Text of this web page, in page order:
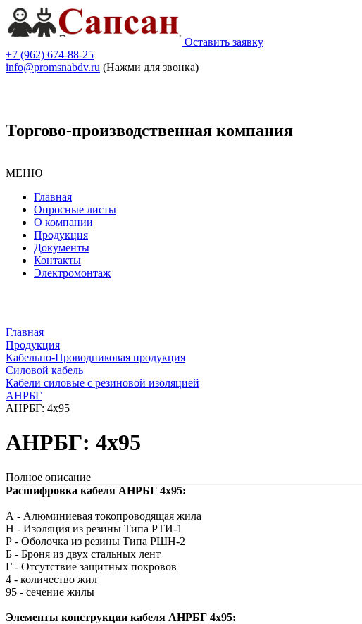
Оставить заявку
+7 (962) 674-88-25
info@promsnabdv.ru (Нажми для звонка)
Торгово-производственная компания
МЕНЮ
Главная
Опросные листы
О компании
Продукция
Документы
Контакты
Электромонтаж
Главная
Продукция
Кабельно-Проводниковая продукция
Силовой кабель
Кабели силовые с резиновой изоляцией
АНРБГ
АНРБГ: 4х95
АНРБГ: 4х95
Полное описание
Расшифровка кабеля АНРБГ 4х95:
А - Алюминиевая токопроводящая жила
Н - Изоляция из резины Типа РТИ-1
Р - Оболочка из резины Типа РШН-2
Б - Броня из двух стальных лент
Г - Отсутствие защитных покровов
4 - количество жил
95 - сечение жилы
Элементы конструкции кабеля АНРБГ 4х95: